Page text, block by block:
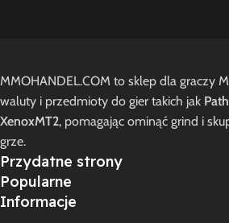
MMOHANDEL.COM to sklep dla graczy
waluty i przedmioty do gier takich jak
XenoxMT2, pomagając ominąć grind i
grze.
Przydatne strony
Popularne
Informacje